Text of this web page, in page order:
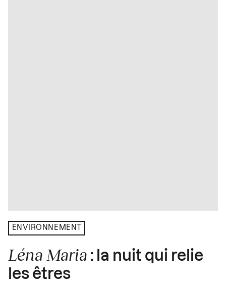
ENVIRONNEMENT
Léna Maria : la nuit qui relie
les êtres